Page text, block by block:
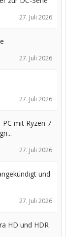
27. Juli 2026
27. Juli 2026
27. Juli 2026
PC mit Ryzen 7
27. Juli 2026
und
27. Juli 2026
HD und HDR